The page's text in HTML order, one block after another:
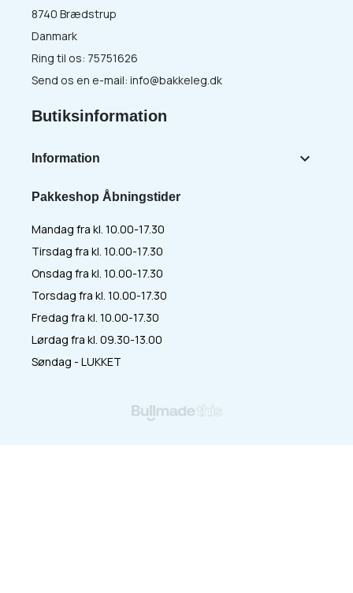
Pakkeshop Åbningstider
Mandag fra kl. 10.00-17.30
Tirsdag fra kl. 10.00-17.30
Onsdag fra kl. 10.00-17.30
Torsdag fra kl. 10.00-17.30
Fredag fra kl. 10.00-17.30
Lørdag fra kl. 09.30-13.00
Søndag - LUKKET
8740 Brædstrup
Danmark
Ring til os: 75751626
Send os en e-mail: info@bakkeleg.dk
Butiksinformation
Information 